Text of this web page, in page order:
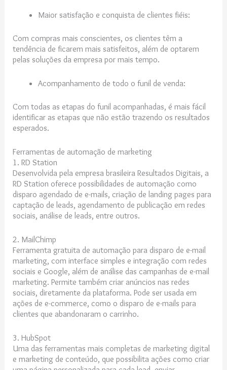
Maior satisfação e conquista de clientes fiéis:
Com compras mais conscientes, os clientes têm a
tendência de ficarem mais satisfeitos, além de optarem
pelas soluções da empresa por mais tempo.
Acompanhamento de todo o funil de venda:
Com todas as etapas do funil acompanhadas, é mais fácil
identificar as etapas que não estão trazendo os resultados
esperados.
Ferramentas de automação de marketing
1. RD Station
Desenvolvida pela empresa brasileira Resultados Digitais, a
RD Station oferece possibilidades de automação como
disparo agendado de e-mails, criação de landing pages para
captação de leads, agendamento de publicação em redes
sociais, análise de leads, entre outros.
2. MailChimp
Ferramenta gratuita de automação para disparo de e-mail
marketing, com interface simples e integração com redes
sociais e Google, além de análise das campanhas de e-mail
marketing. Permite também criar anúncios nas redes
sociais, diretamente da plataforma. Pode ser usada em
ações de e-commerce, como o disparo de e-mails para
clientes que abandonaram o carrinho.
3. HubSpot
Uma das ferramentas mais completas de marketing digital
e marketing de conteúdo, que possibilita ações como criar